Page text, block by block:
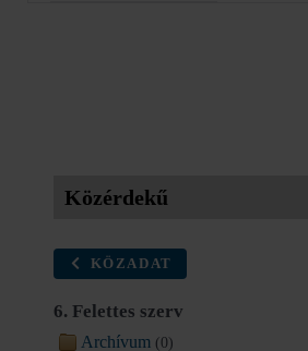
Közérdekű
KÖZADAT
6. Felettes szerv
Archívum (0)